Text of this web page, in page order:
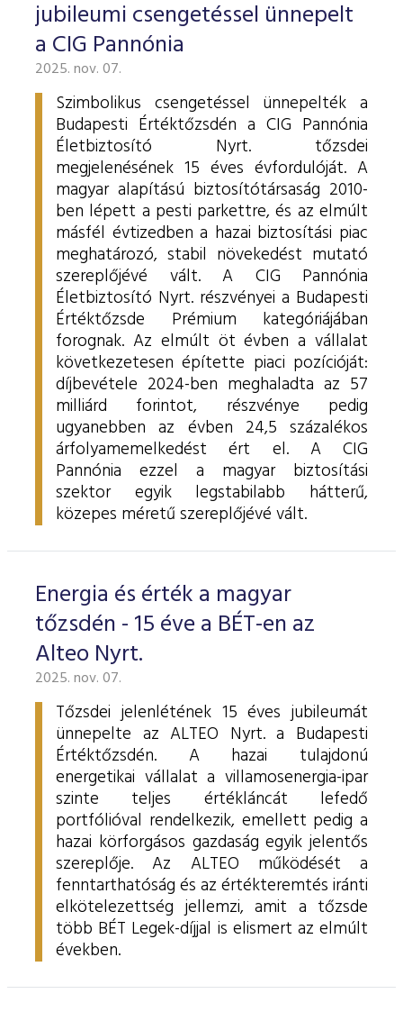
jubileumi csengetéssel ünnepelt
a CIG Pannónia
2025. nov. 07.
Szimbolikus csengetéssel ünnepelték a
Budapesti Értéktőzsdén a CIG Pannónia
Életbiztosító Nyrt. tőzsdei
megjelenésének 15 éves évfordulóját. A
magyar alapítású biztosítótársaság 2010-
ben lépett a pesti parkettre, és az elmúlt
másfél évtizedben a hazai biztosítási piac
meghatározó, stabil növekedést mutató
szereplőjévé vált. A CIG Pannónia
Életbiztosító Nyrt. részvényei a Budapesti
Értéktőzsde Prémium kategóriájában
forognak. Az elmúlt öt évben a vállalat
következetesen építette piaci pozícióját:
díjbevétele 2024-ben meghaladta az 57
milliárd forintot, részvénye pedig
ugyanebben az évben 24,5 százalékos
árfolyamemelkedést ért el. A CIG
Pannónia ezzel a magyar biztosítási
szektor egyik legstabilabb hátterű,
közepes méretű szereplőjévé vált.
Energia és érték a magyar
tőzsdén - 15 éve a BÉT-en az
Alteo Nyrt.
2025. nov. 07.
Tőzsdei jelenlétének 15 éves jubileumát
ünnepelte az ALTEO Nyrt. a Budapesti
Értéktőzsdén. A hazai tulajdonú
energetikai vállalat a villamosenergia-ipar
szinte teljes értékláncát lefedő
portfólióval rendelkezik, emellett pedig a
hazai körforgásos gazdaság egyik jelentős
szereplője. Az ALTEO működését a
fenntarthatóság és az értékteremtés iránti
elkötelezettség jellemzi, amit a tőzsde
több BÉT Legek-díjjal is elismert az elmúlt
években.